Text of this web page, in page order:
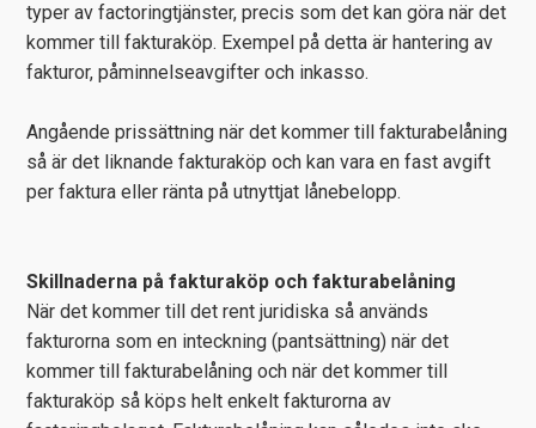
typer av factoringtjänster, precis som det kan göra när det
kommer till fakturaköp. Exempel på detta är hantering av
fakturor, påminnelseavgifter och inkasso.
Angående prissättning när det kommer till fakturabelåning
så är det liknande fakturaköp och kan vara en fast avgift
per faktura eller ränta på utnyttjat lånebelopp.
Skillnaderna på fakturaköp och fakturabelåning
När det kommer till det rent juridiska så används
fakturorna som en inteckning (pantsättning) när det
kommer till fakturabelåning och när det kommer till
fakturaköp så köps helt enkelt fakturorna av